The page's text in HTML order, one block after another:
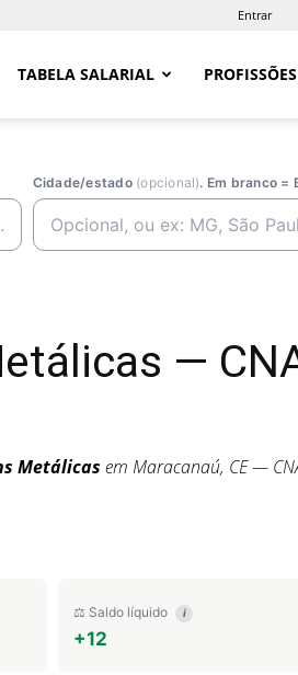
Entrar
TABELA SALARIAL PROFISSÕES
Cidade/estado (opcional). Em branco =
—
Metálicas em Maracanaú, CE —
⚖️ Saldo líquido i
+12